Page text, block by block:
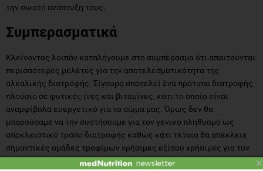
την σωστή ανάπτυξη τους.
Συμπερασματικά
Κλείνοντας λοιπόν καταλήγουμε στο συμπέρασμα ότι απαιτούνται
περισσότερες μελέτες για την αποτελεσματικότητα της
αλκαλικής διατροφής. Σίγουρα αποτελεί ένα πρότυπο διατροφής
πλούσιο σε φυτικές ίνες και βιταμίνες, κάτι το οποίο είναι
αναμφίβολα ευεργετικό για το σώμα μας. Όμως δεν θα
μπορούσαμε να την συστήσουμε για τον γενικό πληθυσμό ως
αποκλειστικό τρόπο διατροφής καθώς κάτι τέτοιο θα απέκλειε
σημαντικές ομάδες τροφίμων χρήσιμες εξίσου χρήσιμες για τον
οργανισμό μας.
×